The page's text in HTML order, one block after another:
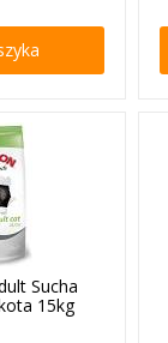
Sucha
15kg